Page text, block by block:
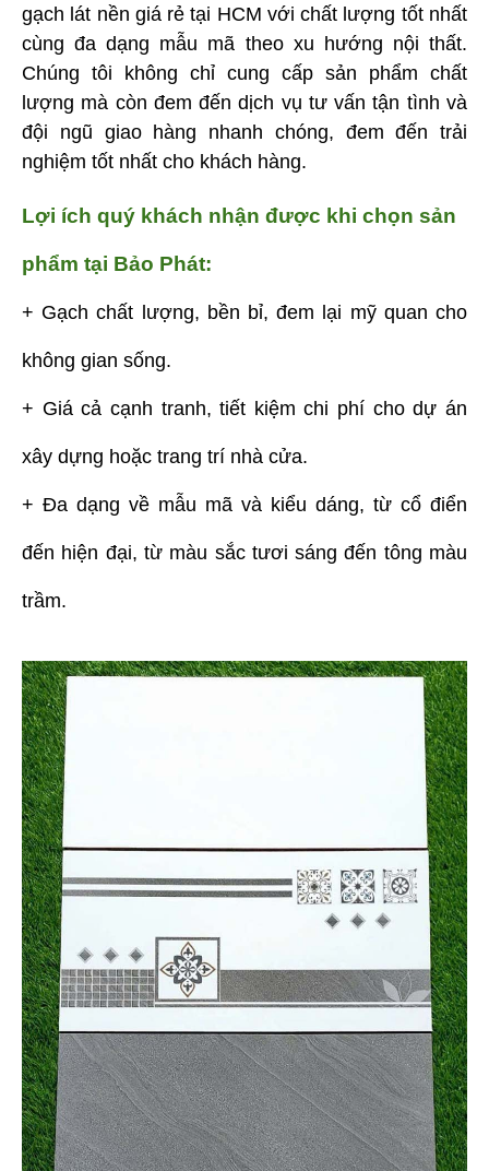
gạch lát nền giá rẻ tại HCM với chất lượng tốt nhất
cùng đa dạng mẫu mã theo xu hướng nội thất.
Chúng tôi không chỉ cung cấp sản phẩm chất
lượng mà còn đem đến dịch vụ tư vấn tận tình và
đội ngũ giao hàng nhanh chóng, đem đến trải
nghiệm tốt nhất cho khách hàng.
Lợi ích quý khách nhận được khi chọn sản
phẩm tại Bảo Phát:
+ Gạch chất lượng, bền bỉ, đem lại mỹ quan cho
không gian sống.
+ Giá cả cạnh tranh, tiết kiệm chi phí cho dự án
xây dựng hoặc trang trí nhà cửa.
+ Đa dạng về mẫu mã và kiểu dáng, từ cổ điển
đến hiện đại, từ màu sắc tươi sáng đến tông màu
trầm.